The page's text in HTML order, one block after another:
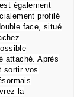
également
profilé
face, situé
attaché.Après
sortir vos
la